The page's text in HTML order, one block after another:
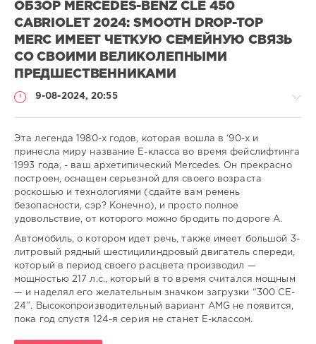
ОБЗОР MERCEDES-BENZ CLE 450
CABRIOLET 2024: SMOOTH DROP-TOP
MERC ИМЕЕТ ЧЕТКУЮ СЕМЕЙНУЮ СВЯЗЬ
СО СВОИМИ ВЕЛИКОЛЕПНЫМИ
ПРЕДШЕСТВЕННИКАМИ
9-08-2024, 20:55
gugolo
299
0
Эта легенда 1980-х годов, которая вошла в ‘90-х и
принесла миру название E-класса во время фейслифтинга
1993 года, - ваш архетипический Mercedes. Он прекрасно
построен, оснащен серьезной для своего возраста
роскошью и технологиями (сдайте вам ремень
безопасности, сэр? Конечно), и просто полное
удовольствие, от которого можно бродить по дороге А.
Автомобиль, о котором идет речь, также имеет большой 3-
литровый рядный шестицилиндровый двигатель спереди,
который в период своего расцвета производил —
мощностью 217 л.с., который в то время считался мощным
— и наделял его желательным значком загрузки “300 CE-
24”. Высокопроизводительный вариант AMG не появится,
пока год спустя 124-я серия не станет E-классом.